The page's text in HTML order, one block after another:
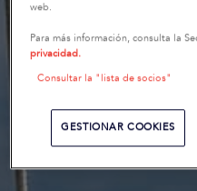
web.
Para más información, consulta la
privacidad.
Consultar la "lista de socios"
GESTIONAR COOKIES